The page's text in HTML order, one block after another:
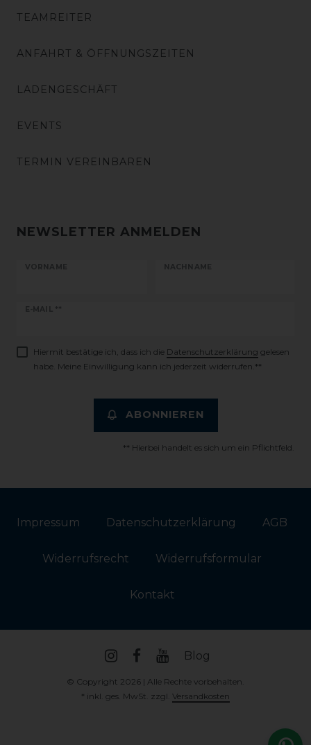
TEAMREITER
ANFAHRT & ÖFFNUNGSZEITEN
LADENGESCHÄFT
EVENTS
TERMIN VEREINBAREN
NEWSLETTER ANMELDEN
VORNAME NACHNAME
E-MAIL **
Newsletter
Hiermit bestätige ich, dass ich die Daten­schutz­erklärung gelesen
habe. Meine Einwilligung kann ich jederzeit widerrufen.**
ABONNIEREN
** Hierbei handelt es sich um ein Pflichtfeld.
Impressum Daten­schutz­erklärung AGB
Widerrufs­recht Widerrufs­formular
Kontakt
Blog
© Copyright 2026 | Alle Rechte vorbehalten.
* inkl. ges. MwSt. zzgl. Versandkosten